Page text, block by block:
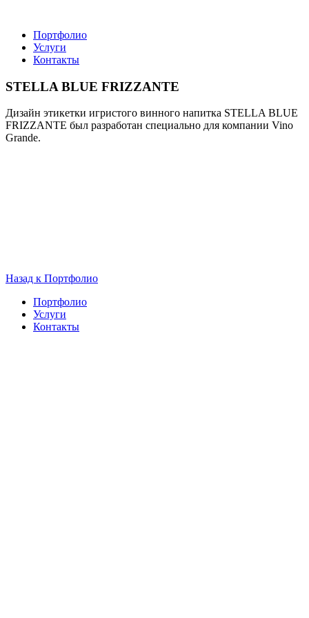
Портфолио
Услуги
Контакты
STELLA BLUE FRIZZANTE
Дизайн этикетки игристого винного напитка STELLA BLUE
FRIZZANTE был разработан специально для компании Vino
Grande.
Назад к Портфолио
Портфолио
Услуги
Контакты